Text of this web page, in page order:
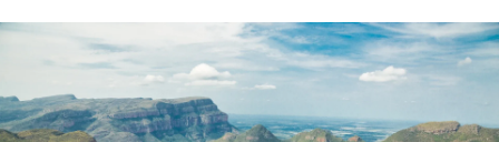
世界中の契約社員をオンボーディングし、管理
複雑な雇用関連業務を外部委託
スタートアップ
契約社員の報酬計算ツール
グローバルな契約社員向けに、通貨オプションと支払スピー
ドを確認する
English
Nederlands
Français
ログイン